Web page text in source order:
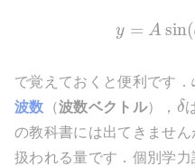
y = A sin(
で覚えておくと便利です．
波数 （波数ベクトル）， δ
の教科書には出てきませ
扱われる量です．個別学